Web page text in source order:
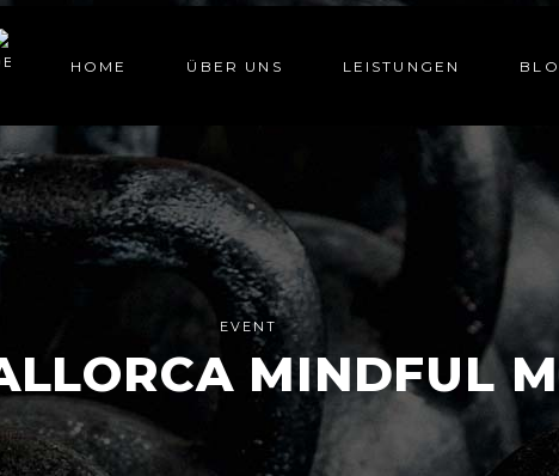
HOME ÜBER UNS LEISTUNGEN
EVENT
MINDFUL